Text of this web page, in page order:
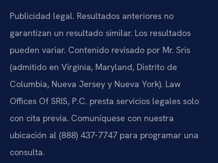
Publicidad legal. Resultados anteriores no
garantizan un resultado similar. Los resultados
pueden variar. Contenido revisado por Mr. Sris
(admitido en Virginia, Maryland, Distrito de
Columbia, Nueva Jersey y Nueva York). Law
Offices Of SRIS, P.C. presta servicios legales solo
con cita previa. Comuníquese con nuestra
ubicación al (888) 437-7747 para programar una
consulta.